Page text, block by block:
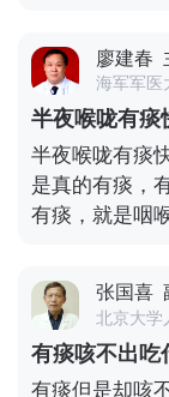
菜。
廖建春
海军军医
半夜喉咙有痰
半夜喉咙有痰
是真的有痰，
有痰，就是咽
通气综合征造
中间有出现短
或者出现濒死
后再去针对性
张国喜
北京大学
有痰咳不出吃
有痰但是却咳